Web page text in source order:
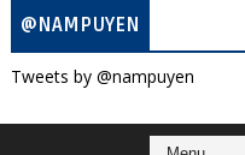
@NAMPUYEN
Tweets by @nampuyen